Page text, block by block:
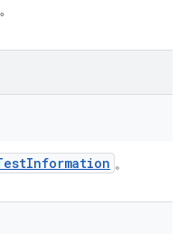
Information 。